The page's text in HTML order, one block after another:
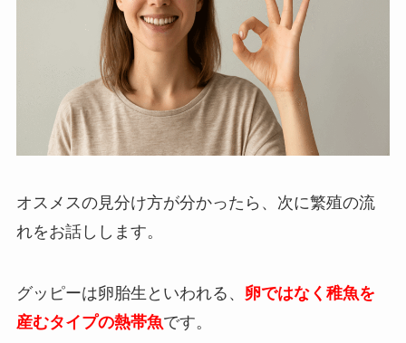
オスメスの見分け方が分かったら、次に繁殖の流
れをお話しします。
グッピーは卵胎生といわれる、 卵ではなく稚魚を
産むタイプの熱帯魚です。